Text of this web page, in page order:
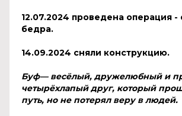
12.07.2024 проведена операция -
бедра.
14.09.2024 сняли конструкцию.
Буф— весёлый, дружелюбный и
четырёхлапый друг, который
путь, но не потерял веру в людей.